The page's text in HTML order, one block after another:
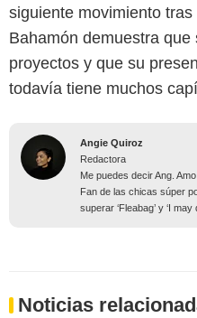
siguiente movimiento
Bahamón demuestra
proyectos y que su
todavía tiene muchos
Angie Quiroz
Redactora
Me puedes decir Ang.
Fan de las chicas súper
superar ‘Fleabag’ y ‘I may
Noticias